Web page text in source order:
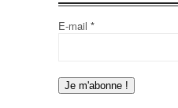
E-mail *